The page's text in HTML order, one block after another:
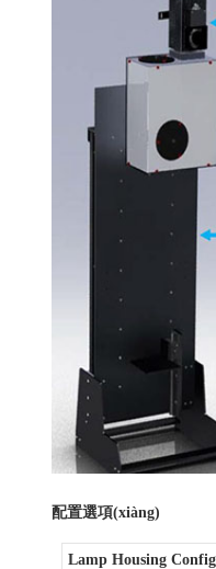
配置選項(xiàng)
Lamp Housing